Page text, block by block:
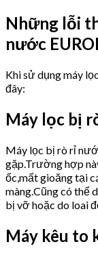
Những lỗi
nước
Khi sử dụng máy
đây:
Máy lọc bị
Máy lọc bị rò rỉ
gặp.Trường hợp
ốc,mất gioăng tại
màng.Cũng có thể
bị vỡ hoặc do loai
Máy kêu to